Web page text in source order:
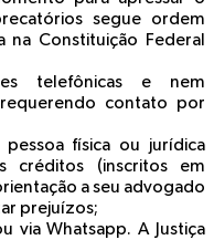
segue ordem
na Constituição Federal
telefônicas e nem
contato por
física ou jurídica
créditos (inscritos em
a seu advogado
prejuízos;
via Whatsapp. A Justiça